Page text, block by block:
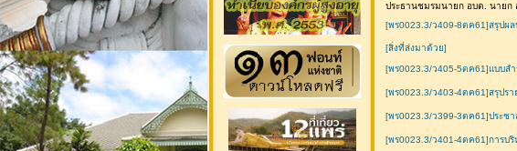
ประธานชมรมนายก อบต. นายก
[พร0023.3/ว409-8ตค61]สรุปผ
[สิ่งที่ส่งมาด้วย]
[พร0023.3/ว405-5ตค61]แบบ
[พร0023.3/ว403-4ตค61]สรุปร
[พร0023.3/ว399-3ตค61]ประช
[พร0023.3/ว401-4ตค61]การบ